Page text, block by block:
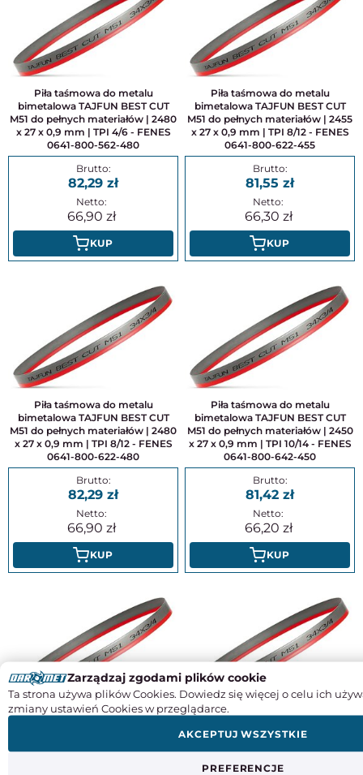
Piła taśmowa do metalu
bimetalowa TAJFUN BEST CUT
M51 do pełnych materiałów | 2480
x 27 x 0,9 mm | TPI 4/6 - FENES
0641-800-562-480
82,29
66,90
KUP
Piła taśmowa do metalu
bimetalowa TAJFUN BEST CUT
M51 do pełnych materiałów | 2455
x 27 x 0,9 mm | TPI 8/12 - FENES
0641-800-622-455
81,55
66,30
KUP
Piła taśmowa do metalu
bimetalowa TAJFUN BEST CUT
M51 do pełnych materiałów | 2480
x 27 x 0,9 mm | TPI 8/12 - FENES
0641-800-622-480
82,29
66,90
KUP
Piła taśmowa do metalu
bimetalowa TAJFUN BEST CUT
M51 do pełnych materiałów | 2450
x 27 x 0,9 mm | TPI 10/14 - FENES
0641-800-642-450
81,42
66,20
KUP
Piła taśmowa do metalu
x 27 x 0,9 mm | TPI 10/14 - FENES
Piła taśmowa do metalu
bimetalowa TAJFUN BEST CUT
M51 do pełnych materiałów | 2640
x 27 x 0,9 mm | TPI 10/14 - FENES
0641-800-642-640
Zarządzaj zgodami plików cookie
Ta strona używa plików Cookies. Dowiedz się więcej o celu ich
zmiany ustawień Cookies w przeglądarce.
PREFERENCJE
AKCEPTUJ WSZYSTKIE